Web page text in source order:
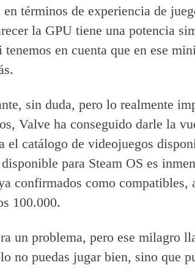
términos de experiencia de
la GPU tiene una potencia
en cuenta que en ese
sin duda, pero lo realmente
Valve ha conseguido darle la
el catálogo de videojuegos
para Steam OS es
confirmados como compatibles,
100.000.
un problema, pero ese milagro
no puedas jugar bien, sino que